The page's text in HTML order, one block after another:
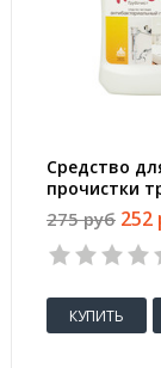
Средство
прочистки
Ника
700 г
275 руб 252
КУПИТЬ